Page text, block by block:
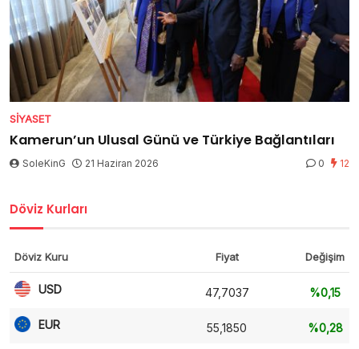
SIYASET
Kamerun’un Ulusal Günü ve Türkiye Bağlantıları
SoleKinG 21 Haziran 2026 0 12
Döviz Kurları
Döviz Kuru Fiyat Değişim
USD 47,7037 %0,15
EUR 55,1850 %0,28